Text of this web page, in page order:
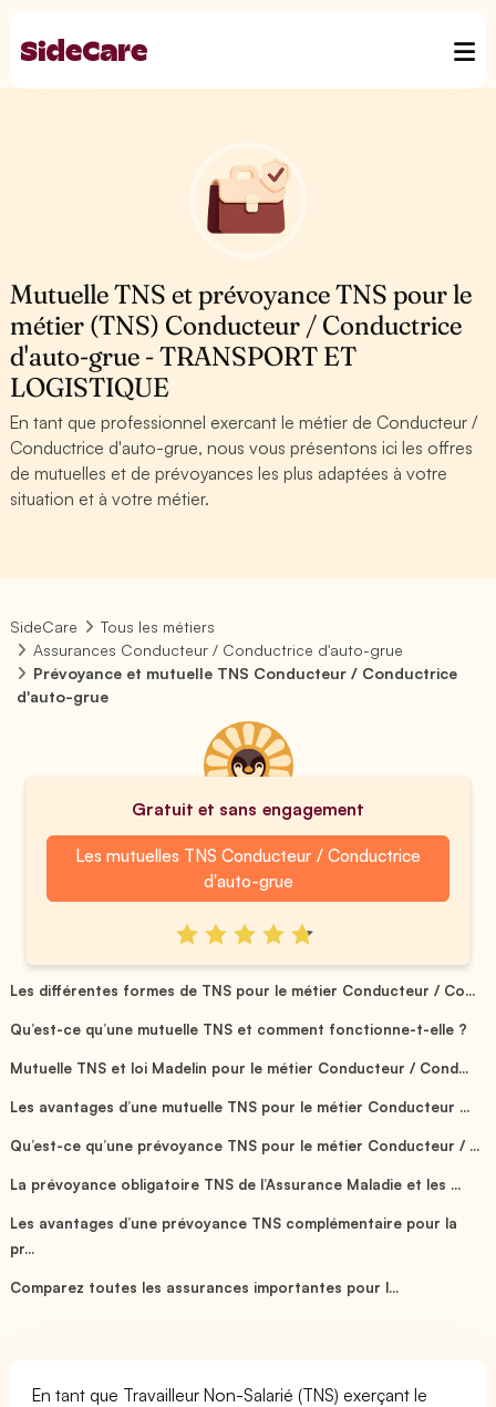
Mutuelle TNS et prévoyance TNS pour le
métier (TNS) Conducteur / Conductrice
d'auto-grue - TRANSPORT ET
LOGISTIQUE
En tant que professionnel exercant le métier de Conducteur /
Conductrice d'auto-grue, nous vous présentons ici les offres
de mutuelles et de prévoyances les plus adaptées à votre
situation et à votre métier.
SideCare
Tous les métiers
Assurances Conducteur / Conductrice d'auto-grue
Prévoyance et mutuelle TNS Conducteur / Conductrice
d'auto-grue
Gratuit et sans engagement
Les mutuelles TNS Conducteur / Conductrice
d'auto-grue
Les différentes formes de TNS pour le métier Conducteur / Co...
Qu’est-ce qu’une mutuelle TNS et comment fonctionne-t-elle ?
Mutuelle TNS et loi Madelin pour le métier Conducteur / Cond...
Les avantages d’une mutuelle TNS pour le métier Conducteur ...
Qu’est-ce qu’une prévoyance TNS pour le métier Conducteur / ...
La prévoyance obligatoire TNS de l’Assurance Maladie et les ...
Les avantages d’une prévoyance TNS complémentaire pour la
pr...
Comparez toutes les assurances importantes pour l...
En tant que Travailleur Non-Salarié (TNS) exerçant le